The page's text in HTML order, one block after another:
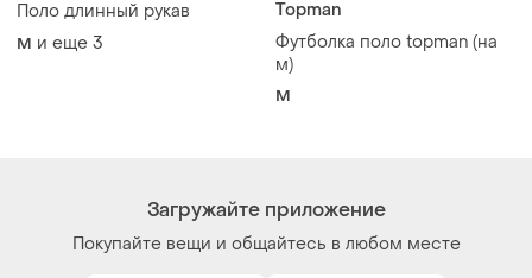
Поло длинный рукав
M и еще 3
Topman
Футболка поло topman (на
м)
M
Загружайте приложение
Покупайте вещи и общайтесь в любом месте